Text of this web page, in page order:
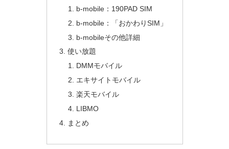
b-mobile：190PAD SIM
b-mobile：「おかわりSIM」
b-mobileその他詳細
使い放題
DMMモバイル
エキサイトモバイル
楽天モバイル
LIBMO
まとめ